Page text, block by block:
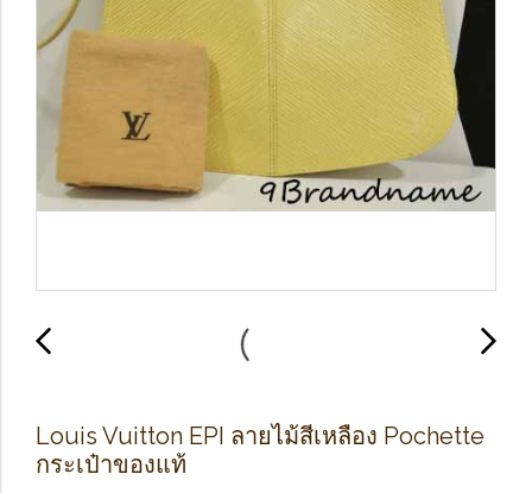
Louis Vuitton EPI ลายไม้สีเหลือง Pochette
กระเป๋าของแท้